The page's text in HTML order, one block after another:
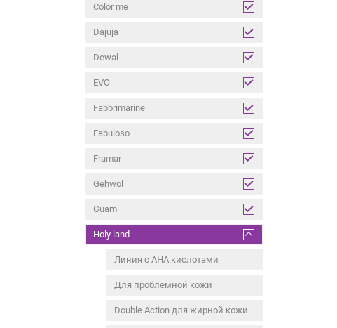
Color me
Dajuja
Dewal
EVO
Fabbrimarine
Fabuloso
Framar
Gehwol
Guam
Holy land
Линия с АНА кислотами
Для проблемной кожи
Double Action для жирной кожи